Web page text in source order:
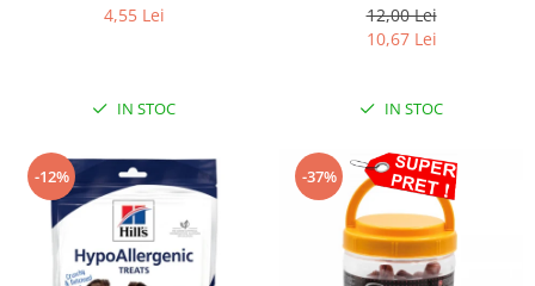
4,55 Lei
IN STOC
12,00 Lei
10,67 Lei
IN STOC
-12% -37%